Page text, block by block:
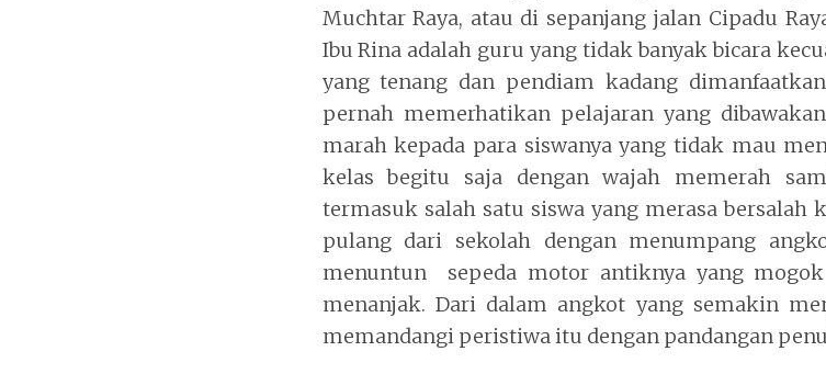
Muchtar Raya, atau di sepanjang jalan Cipadu
Ibu Rina adalah guru yang tidak banyak bicara
yang tenang dan pendiam kadang
pernah memerhatikan pelajaran yang
marah kepada para siswanya yang tidak mau
kelas begitu saja dengan wajah memerah
termasuk salah satu siswa yang merasa bersalah
pulang dari sekolah dengan menumpang
menuntun sepeda motor antiknya yang
menanjak. Dari dalam angkot yang semakin
memandangi peristiwa itu dengan pandangan